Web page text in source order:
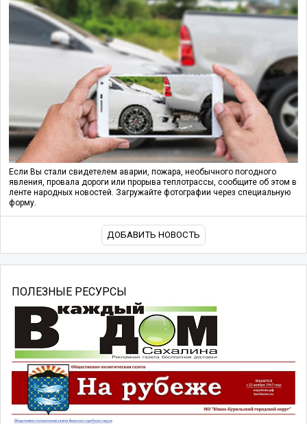
Если Вы стали свидетелем аварии, пожара, необычного погодного
явления, провала дороги или прорыва теплотрассы, сообщите об этом в
ленте народных новостей. Загружайте фотографии через специальную
форму.
ДОБАВИТЬ НОВОСТЬ
ПОЛЕЗНЫЕ РЕСУРСЫ